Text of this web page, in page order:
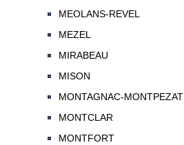
MEOLANS-REVEL
MEZEL
MIRABEAU
MISON
MONTAGNAC-MONTPEZAT
MONTCLAR
MONTFORT